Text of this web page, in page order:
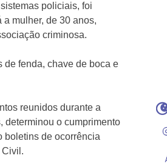
policiais, foi
mulher, de 30 anos,
criminosa.
de fenda, chave de boca e
reunidos durante a
determinou o cumprimento
boletins de ocorrência
Civil.